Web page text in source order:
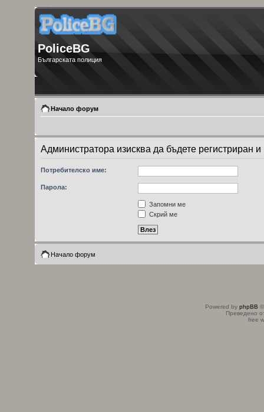
PoliceBG
Българската полиция
Начало форум
Администратора изисква да бъдете регистриран
Потребителско име:
Парола:
Запомни ме
Скрий ме
Начало форум
Powered by phpBB
Преведено
free